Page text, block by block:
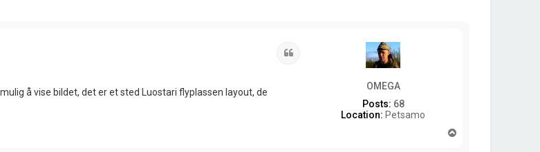
OMEGA
Posts: 68
Location: Petsamo
å vise bildet, det er et sted Luostari flyplassen layout, de